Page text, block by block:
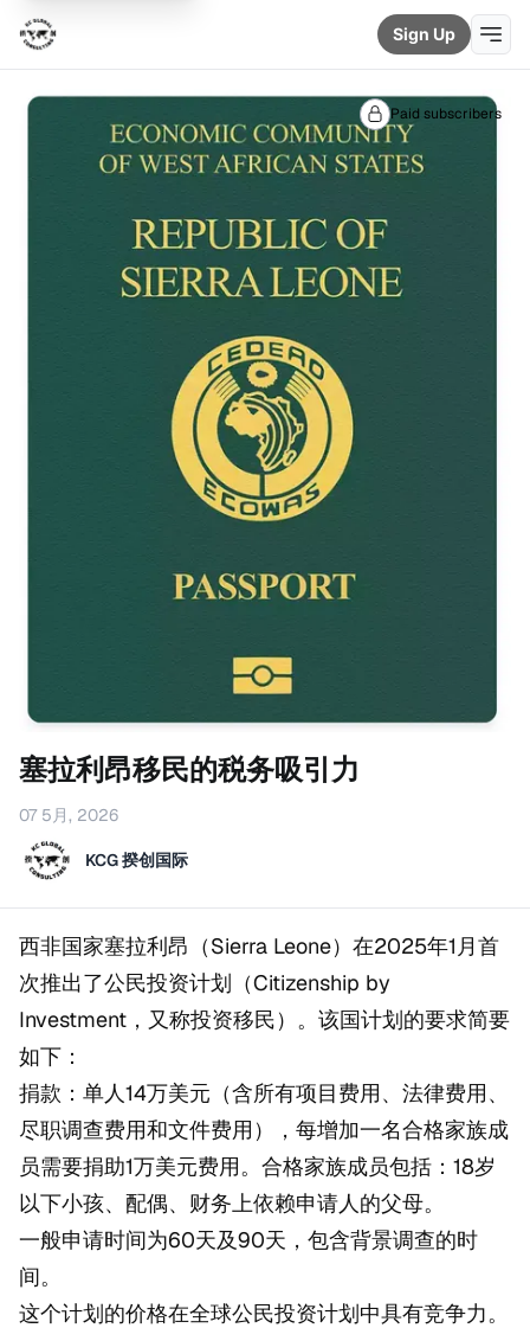
Sign Up
Paid subscribers
塞拉利昂移民的税务吸引力
07 5月, 2026
KCG 揆创国际
西非国家塞拉利昂（Sierra Leone）在2025年1月首
次推出了公民投资计划（Citizenship by
Investment，又称投资移民）。该国计划的要求简要
如下：
捐款：单人14万美元（含所有项目费用、法律费用、
尽职调查费用和文件费用），每增加一名合格家族成
员需要捐助1万美元费用。合格家族成员包括：18岁
以下小孩、配偶、财务上依赖申请人的父母。
一般申请时间为60天及90天，包含背景调查的时
间。
这个计划的价格在全球公民投资计划中具有竞争力。